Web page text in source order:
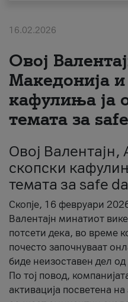
#ПодобарОнлајн
16.02.2026
Овој
Македонија
кафулиња ја
темата за
Овој Валентајн,
скопски
темата за safe
Скопје, 16 февруари
Валентајн минатиот
потсети дека, во време
почесто започнуваат
биде неизоставен дел
По тој повод,
активација посветена